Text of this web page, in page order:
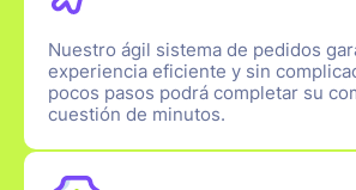
Nuestro ágil sistema de pedidos
experiencia eficiente y sin
pocos pasos podrá completar su
cuestión de minutos.